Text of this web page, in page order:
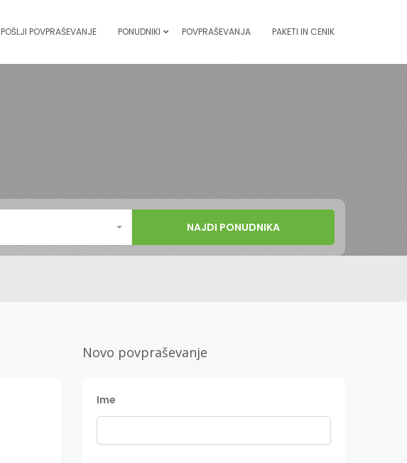
POŠLJI POVPRAŠEVANJE PONUDNIKI POVPRAŠEVANJA PAKETI IN CENIK
Novo povpraševanje
Ime